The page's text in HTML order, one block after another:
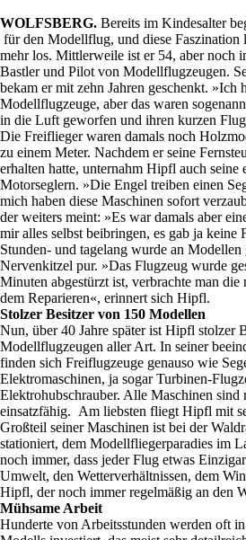
WOLFSBERG. Bereits im Kindesalter
für den Modellflug, und diese Faszination
mehr los. Mittlerweile ist er 54, aber noch
Bastler und Pilot von Modellflugzeugen.
bekam er mit zehn Jahren geschenkt. »Ich
Modellflugzeuge, aber das waren
in die Luft geworfen und ihren kurzen
Die Freiflieger waren damals noch
zu einem Meter. Nachdem er seine
erhalten hatte, unternahm Hipfl auch seine
Motorseglern. »Die Engel treiben einen
mich haben diese Maschinen sofort
der weiters meint: »Es war damals aber
mir alles selbst beibringen, es gab ja keine
Stunden- und tagelang wurde an Modellen
Nervenkitzel pur. »Das Flugzeug wurde
Minuten abgestürzt ist, verbrachte man die
dem Reparieren«, erinnert sich Hipfl.
Stolzer Besitzer von 150 Modellen
Nun, über 40 Jahre später ist Hipfl stolzer
Modellflugzeugen aller Art. In seiner
finden sich Freiflugzeuge genauso wie
Elektromaschinen, ja sogar Turbinen-
Elektrohubschrauber. Alle Maschinen sind
einsatzfähig. Am liebsten fliegt Hipfl mit
Großteil seiner Maschinen ist bei der
stationiert, dem Modellfliegerparadies im
noch immer, dass jeder Flug etwas
Umwelt, den Wetterverhältnissen, dem
Hipfl, der noch immer regelmäßig an den
Mühsame Arbeit
Hunderte von Arbeitsstunden werden oft